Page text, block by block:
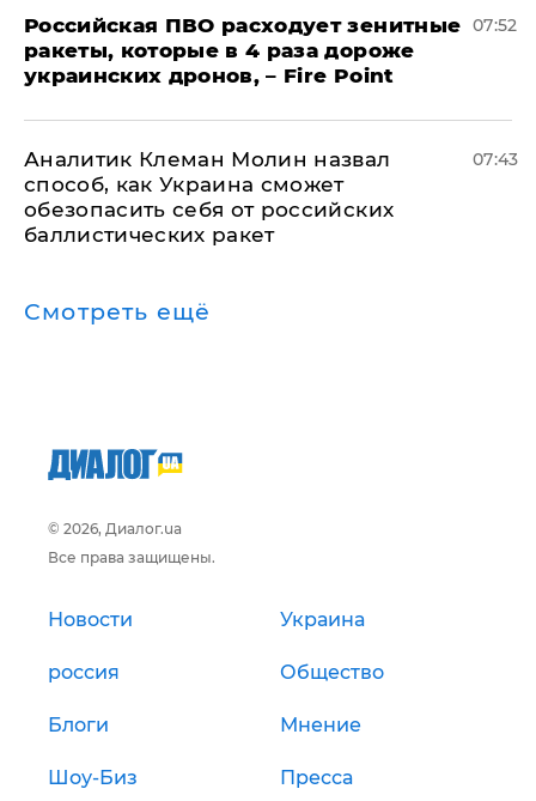
Российская ПВО расходует зенитные
ракеты, которые в 4 раза дороже
украинских дронов, – Fire Point
07:52
Аналитик Клеман Молин назвал
способ, как Украина сможет
обезопасить себя от российских
баллистических ракет
07:43
Смотреть ещё
© 2026, Диалог.ua
Все права защищены.
Новости Украина
россия Общество
Блоги Мнение
Шоу-Биз Пресса